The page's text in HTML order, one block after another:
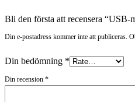
Bli den första att recensera “USB-
Din e-postadress kommer inte att publiceras.
Din bedömning *
Din recension *